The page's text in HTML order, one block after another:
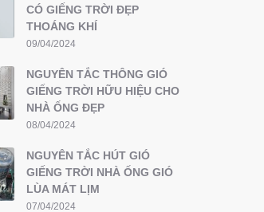
CÓ GIẾNG TRỜI ĐẸP
THOÁNG KHÍ
09/04/2024
NGUYÊN TẮC THÔNG GIÓ
GIẾNG TRỜI HỮU HIỆU CHO
NHÀ ỐNG ĐẸP
08/04/2024
NGUYÊN TẮC HÚT GIÓ
GIẾNG TRỜI NHÀ ỐNG GIÓ
LÙA MÁT LỊM
07/04/2024